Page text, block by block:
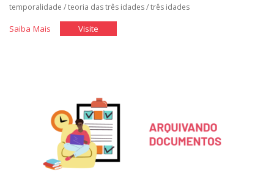
temporalidade /teoria das três idades/três idades
Saiba Mais"Arquivando
Visite"Arquivando